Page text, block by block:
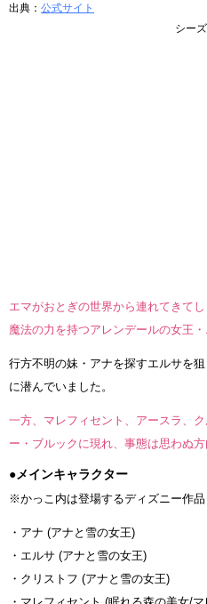
出典： 公式サイト
シー
エマがおとぎの世界から連れてきて
魔法の力を持つアレンデールの女王・
行方不明の妹・アナを探すエルサを
に潜んでいました。
一方、マレフィセント、アースラ、
ー・ブルックに現れ、事態は思わぬ方
●メインキャラクター
※かっこ内は登場するディズニー作品
・アナ (アナと雪の女王)
・エルサ (アナと雪の女王)
・クリストフ (アナと雪の女王)